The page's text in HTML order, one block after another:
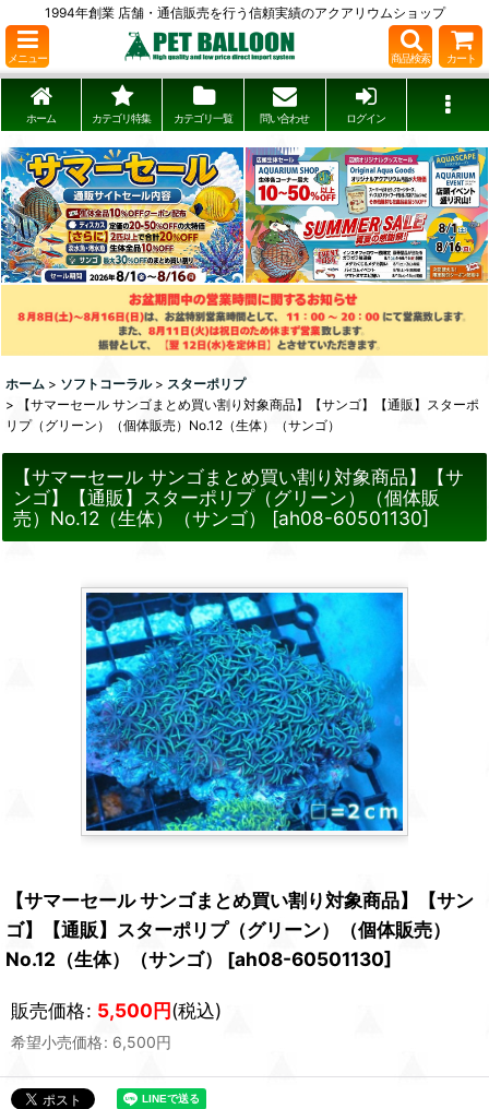
1994年創業 店舗・通信販売を行う信頼実績のアクアリウムショップ
メニュー 商品検索 カート
ホーム カテゴリ特集 カテゴリ一覧 問い合わせ ログイン
ホーム > ソフトコーラル > スターポリプ
>
【サマーセール サンゴまとめ買い割り対象商品】【サンゴ】【通販】スターポ
リプ（グリーン）（個体販売）No.12（生体）（サンゴ）
【サマーセール サンゴまとめ買い割り対象商品】【サ
ンゴ】【通販】スターポリプ（グリーン）（個体販
売）No.12（生体）（サンゴ）
[ah08-60501130]
【サマーセール サンゴまとめ買い割り対象商品】【サン
ゴ】【通販】スターポリプ（グリーン）（個体販売）
No.12（生体）（サンゴ）
[ah08-60501130]
販売価格: 5,500円(税込)
希望小売価格: 6,500円